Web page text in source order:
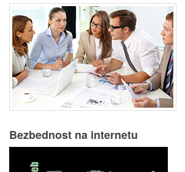
Bezbednost na internetu